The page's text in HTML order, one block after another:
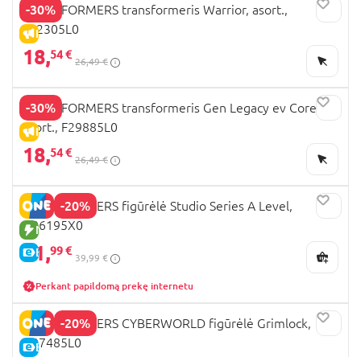
-30%
IŠPARDAVIMAS
TRANSFORMERS transformeris Warrior, asort.,
F62305L0
18,54 €
26,49 €
-30%
IŠPARDAVIMAS
TRANSFORMERS transformeris Gen Legacy ev Core,
asort., F29885L0
18,54 €
26,49 €
-20%
NAUJA PREKĖ
E-KAINA
TRANSFORMERS figūrėlė Studio Series A Level,
G06195X0
31,99 €
39,99 €
Perkant papildomą prekę internetu
-20%
E-KAINA
TRANSFORMERS CYBERWORLD figūrėlė Grimlock,
G07485L0